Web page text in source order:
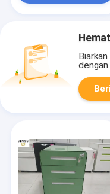
dengan